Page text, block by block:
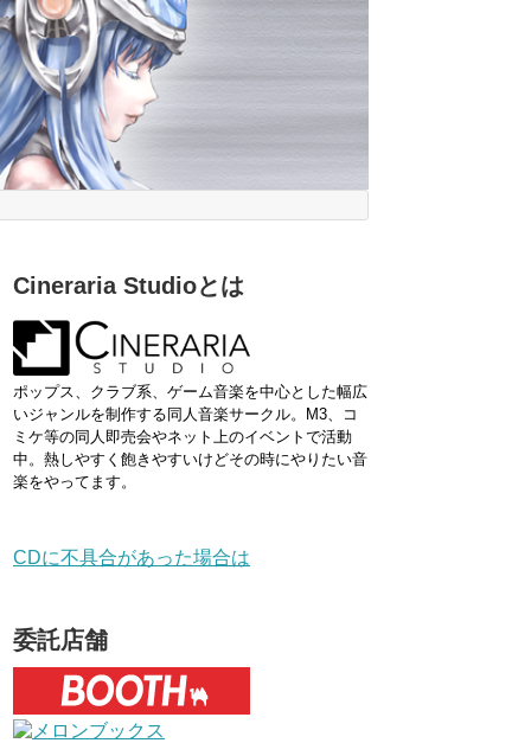
Cineraria Studioとは
ポップス、クラブ系、ゲーム音楽を中心とした幅広
いジャンルを制作する同人音楽サークル。M3、コ
ミケ等の同人即売会やネット上のイベントで活動
中。熱しやすく飽きやすいけどその時にやりたい音
楽をやってます。
CDに不具合があった場合は
委託店舗